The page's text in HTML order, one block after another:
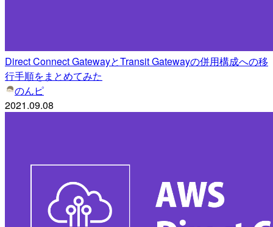
Direct Connect GatewayとTransit Gatewayの併用構成への移
行手順をまとめてみた
のんピ
2021.09.08